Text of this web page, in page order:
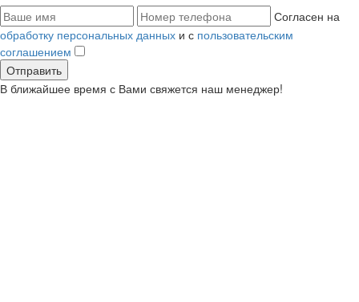
Согласен на
обработку персональных данных и с пользовательским
соглашением
В ближайшее время с Вами свяжется наш менеджер!